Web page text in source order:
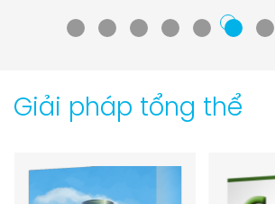
Giải pháp tổng thể